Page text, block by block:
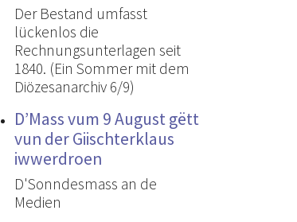
Der Bestand umfasst
lückenlos die
Rechnungsunterlagen seit
1840. (Ein Sommer mit dem
Diözesanarchiv 6/9)
D’Mass vum 9 August gëtt
vun der Giischterklaus
iwwerdroen
D'Sonndesmass an de
Medien